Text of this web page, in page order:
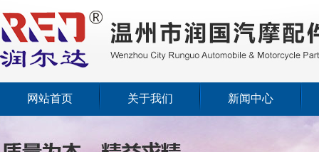
网站首页 关于我们 新闻中心